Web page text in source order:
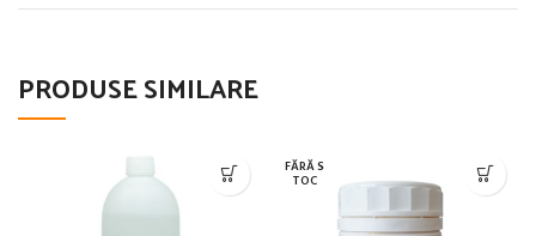
PRODUSE SIMILARE
FĂRĂ S
TOC